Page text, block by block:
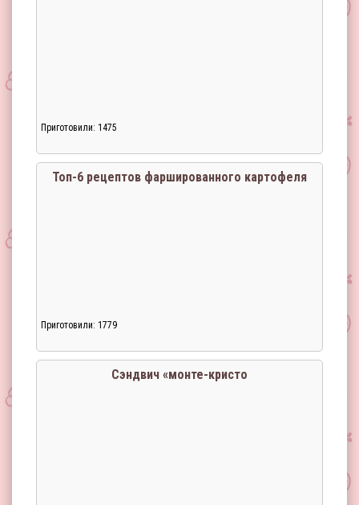
Приготовили: 1475
Топ-6 рецептов фаршированного картофеля
Приготовили: 1779
Сэндвич «монте-кристо